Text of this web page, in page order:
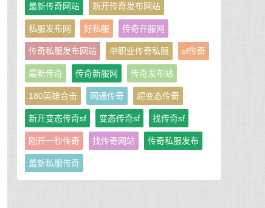
最新传奇网站 新开传奇发布网站
私服发布网 好私服 传奇开服网
传奇私服发布网站 单职业传奇私服 sf传奇
最新传奇 传奇新服网 传奇发布站
180英雄合击 网通传奇 超变态传奇
新开变态传奇sf 变态传奇sf 找传奇sf
刚开一秒传奇 找传奇网站 传奇私服发布
最新私服传奇